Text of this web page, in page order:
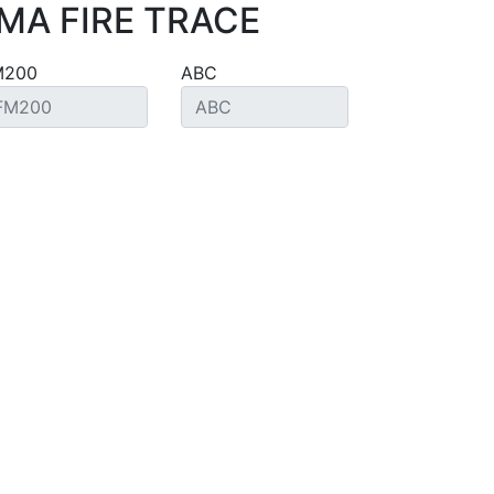
FIRE TRACE
ABC